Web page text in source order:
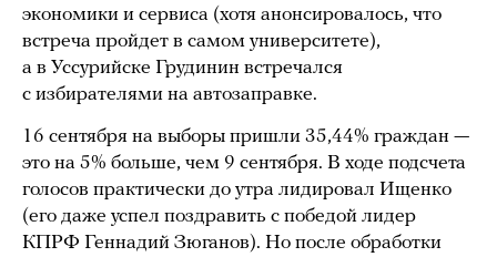
экономики и сервиса (хотя анонсировалось, что
встреча пройдет в самом университете),
а в Уссурийске Грудинин встречался
с избирателями на автозаправке.
16 сентября на выборы пришли 35,44% граждан —
это на 5% больше, чем 9 сентября. В ходе подсчета
голосов практически до утра лидировал Ищенко
(его даже успел поздравить с победой лидер
КПРФ Геннадий Зюганов). Но после обработки